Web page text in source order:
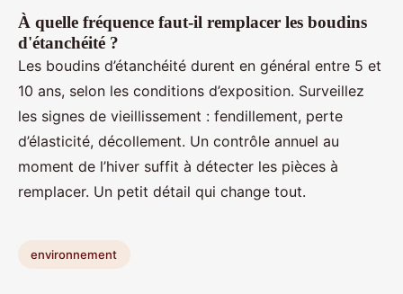
À quelle fréquence faut-il remplacer les boudins
d'étanchéité ?
Les boudins d’étanchéité durent en général entre 5 et
10 ans, selon les conditions d’exposition. Surveillez
les signes de vieillissement : fendillement, perte
d’élasticité, décollement. Un contrôle annuel au
moment de l’hiver suffit à détecter les pièces à
remplacer. Un petit détail qui change tout.
environnement